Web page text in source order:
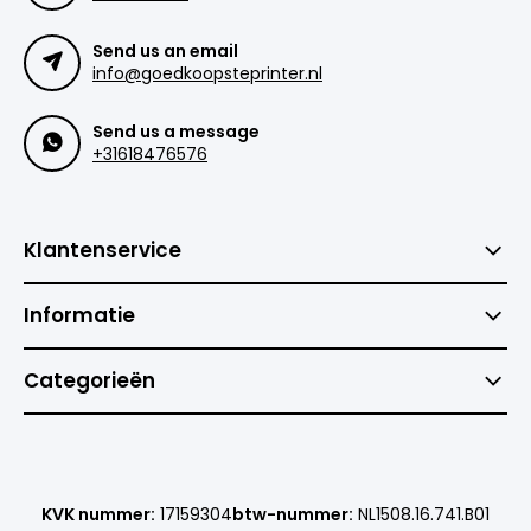
Send us an email
info@goedkoopsteprinter.nl
Send us a message
+31618476576
Klantenservice
Informatie
Categorieën
KVK nummer: 17159304btw-nummer: NL1508.16.741.B01